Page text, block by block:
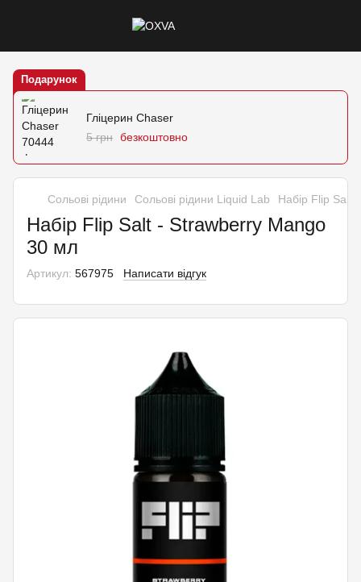
Подарунок
Гліцерин Chaser
5 грн безкоштовно
Сольові рідини Сольові рідини Liquid Lab Набір Flip Salt
Набір Flip Salt - Strawberry Mango
30 мл
Артикул: 567975 Написати відгук